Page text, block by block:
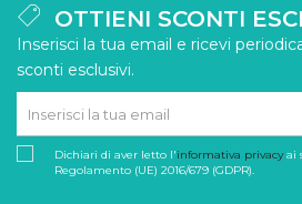
OTTIENI SCONTI
Inserisci la tua email e ricevi
sconti esclusivi.
Dichiari di aver letto l'informativa privacyai
Regolamento (UE) 2016/679 (GDPR).